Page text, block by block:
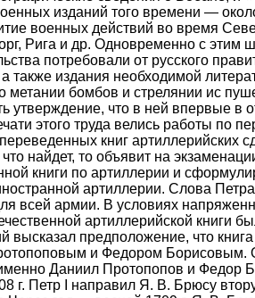
изданий того времени —
военных действий во время
Рига и др. Одновременно с этим
потребовали от русского
издания необходимой
метании бомбов и стрелянии ис
что в ней впервые в
этого труда велись работы по
книг артиллерийских
найдет, то объявит на
книги по артиллерии и
артиллерии. Слова
всей армии. В условиях
артиллерийской книги
высказал предположение, что
и Федором Борисовым.
Даниил Протопопов и Федор
г. Петр I направил Я. В. Брюсу